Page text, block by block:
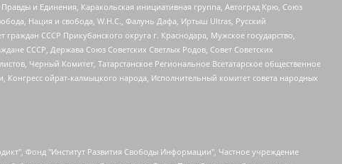
и Единения, Каракольская инициативная группа, Автоград Крю, Союз
Нация и свобода, W.H.С., Фалунь Дафа, Иртыш Ultras, Русский
СССР Прикубанского округа г. Краснодара, Мужское государство,
СССР, Держава Союз Советских Светлых Родов, Совет Советских
Черный Комитет, Татарстанское Региональное Всетатарское общественное
ойрат-калмыцкого народа, Исполнительный комитет совета народных
группа "Гражданин.Армия.Право", Хисамова Регина Фаритовна, Автономная некоммерческая организация по реализации социально-правовых программ "Лилит", Дальневосточное общественное движение "Маяк", Санкт-Петербургская ЛГБТ-инициативная группа "Выход", Инициативная группа ЛГБТ+ "Реверс", Алексеев Андрей Викторович, Бекбулатова Таисия Львовна, Беляев Иван Михайлович, Владыкина Елена Сергеевна, Гельман Марат Александрович, Никульшина Вероника Юрьевна, Толоконникова Надежда Андреевна, Шендерович Виктор Анатольевич, Общество с ограниченной ответственностью "Данное сообщение", Общество с ограниченной ответственностью Издательский дом "Новая глава", Айнбиндер Александра Александровна, Московский комьюнити-центр для ЛГБТ+инициатив, Благотворительный фонд развития филантропии, Deutsche Welle (Германия, Kurt-Schumacher-Strasse 3, 53113 Bonn), Борзунова Мария Михайловна, Воробьев Виктор Викторович, Голубева Анна Львовна, Константинова Алла Михайловна, Малкова Ирина Владимировна, Мурадов Мурад Абдулгалимович, Осетинская Елизавета Николаевна, Понасенков Евгений Николаевич, Ганапольский Матвей Юрьевич, Киселев Евгений Алексеевич, Борухович Ирина Григорьевна, Дремин Иван Тимофеевич, Дубровский Дмитрий Викторович, Красноярская региональная общественная организация поддержки и развития альтернативных образовательных технологий и межкультурных коммуникаций "ИНТЕРРА", Маяковская Екатерина Алексеевна, Фейгин Марк Захарович, Филимонов Андрей Викторович, Дзугкоева Регина Николаевна, Доброхотов Роман Александрович, Дудь Юрий Александрович, Елкин Сергей Владимирович, Кругликов Кирилл Игоревич, Сабунаева Мария Леонидовна, Семенов Алексей Владимирович, Шаинян Карен Багратович, Шульман Екатерина Михайловна, Асафьев Артур Валерьевич, Вахштайн Виктор Семенович, Венедиктов Алексей Алексеевич, Лушникова Екатерина Евгеньевна, Волков Леонид Михайлович, Невзоров Александр Глебович, Пархоменко Сергей Борисович, Сироткин Ярослав Николаевич, Кара-Мурза Владимир Владимирович, Баранова Наталья Владимировна, Гозман Леонид Яковлевич, Кагарлицкий Борис Юльевич, Климарев Михаил Валерьевич, Милов Владимир Станиславович, Автономная некоммерческая организация Краснодарский центр современного искусства "Типография", Моргенштерн Алишер Тагирович, Соболь Любовь Эдуардовна, Общество с ограниченной ответственностью "ЛИЗА НОРМ", Каспаров Гарри Кимович, Ходорковский Михаил Борисович, Общество с ограниченной ответственностью "Апрельские тезисы", Данилович Ирина Брониславовна, Кашин Олег Владимирович, Петров Николай Владимирович, Пивоваров Алексей Владимирович, Соколов Михаил Владимирович, Цветкова Юлия Владимировна, Чичваркин Евгений Александрович, Комитет против пыток/Команда против пыток, Общество с ограниченной ответственностью "Первый научный", Общество с ограниченной ответственностью "Вертолет и ко", Белоцерковская Вероника Борисовна, Кац Максим Евгеньевич, Лазарева Татьяна Юрьевна, Шаведдинов Руслан Табризович, Яшин Илья Валерьевич, Общество с ограниченной ответственностью "Иноагент ААВ", Алешковский Дмитрий Петрович, Альбац Евгения Марковна, Быков Дмитрий Львович, Галямина Юлия Евгеньевна, Лойко Сергей Леонидович, Мартынов Кирилл Константинович, Медведев Сергей Александрович, Крашенинников Федор Геннадиевич, Гордеева Катерина Вл